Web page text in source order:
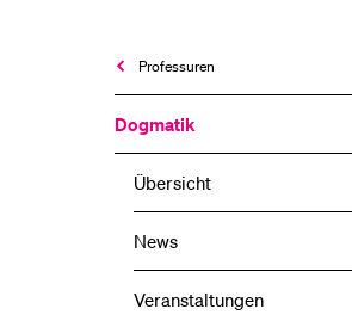
Professuren
Dogmatik
Übersicht
News
Veranstaltungen